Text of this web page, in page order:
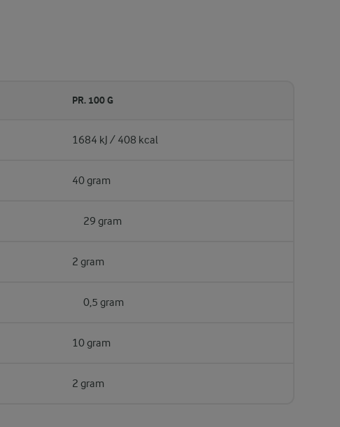
PR. 100 G
1684 kJ / 408 kcal
40 gram
29 gram
2 gram
0,5 gram
10 gram
2 gram